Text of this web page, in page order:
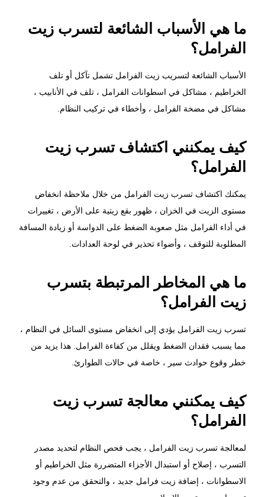
ما هي الأسباب الشائعة لتسرب زيت
الفرامل؟
الأسباب الشائعة لتسريب زيت الفرامل تشمل تآكل أو تلف
الخراطيم ، مشاكل في اسطوانات الفرامل ، تلف في الأنابيب ،
مشاكل في مضخة الفرامل ، وأخطاء في تركيب النظام.
كيف يمكنني اكتشاف تسرب زيت
الفرامل؟
يمكنك اكتشاف تسرب زيت الفرامل من خلال ملاحظة انخفاض
مستوى الزيت في الخزان ، ظهور بقع زيتية على الأرض ، تغييرات
في أداء الفرامل مثل صعوبة الضغط على الدواسة أو زيادة المسافة
المطلوبة للتوقف ، وأضواء تحذير في لوحة العدادات.
ما هي المخاطر المرتبطة بتسرب
زيت الفرامل؟
تسرب زيت الفرامل يؤدي إلى انخفاض مستوى السائل في النظام ،
مما يسبب فقدان الضغط ويقلل من كفاءة الفرامل. هذا يزيد من
خطر وقوع حوادث سير ، خاصة في حالات الطوارئ.
كيف يمكنني معالجة تسرب زيت
الفرامل؟
لمعالجة تسرب زيت الفرامل ، يجب فحص النظام لتحديد مصدر
التسرب ، إصلاح أو استبدال الأجزاء المتضررة مثل الخراطيم أو
الاسطوانات ، إضافة زيت فرامل جديد ، والتحقق من عدم وجود